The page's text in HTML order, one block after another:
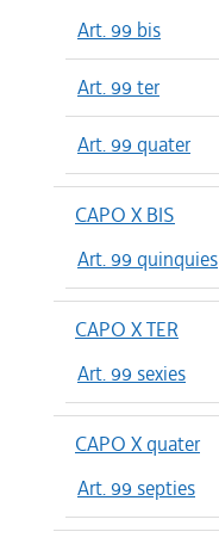
Art. 99 bis
Art. 99 ter
Art. 99 quater
CAPO X BIS
Art. 99 quinquies
CAPO X TER
Art. 99 sexies
CAPO X quater
Art. 99 septies